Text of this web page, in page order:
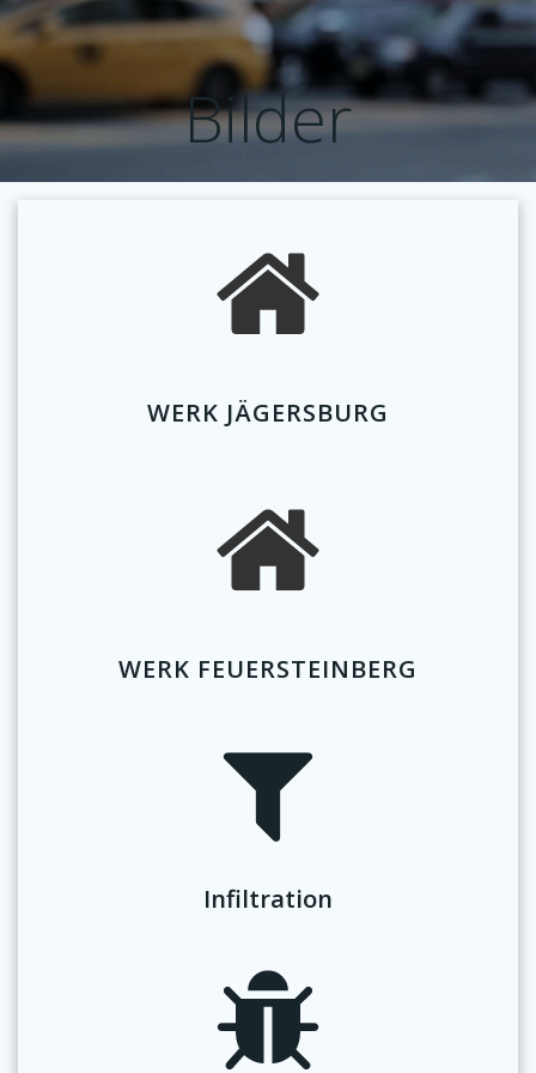
Zum
Inhalt
springen
Bilder
WERK JÄGERSBURG
WERK FEUERSTEINBERG
Infiltration